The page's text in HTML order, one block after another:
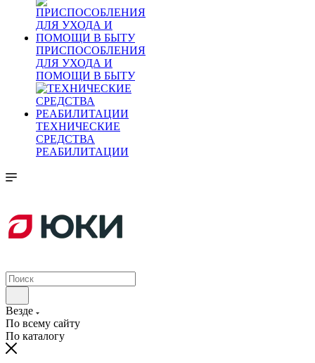
ПРИСПОСОБЛЕНИЯ
ДЛЯ УХОДА И
ПОМОЩИ В БЫТУ
ТЕХНИЧЕСКИЕ
СРЕДСТВА
РЕАБИЛИТАЦИИ
Везде
По всему сайту
По каталогу